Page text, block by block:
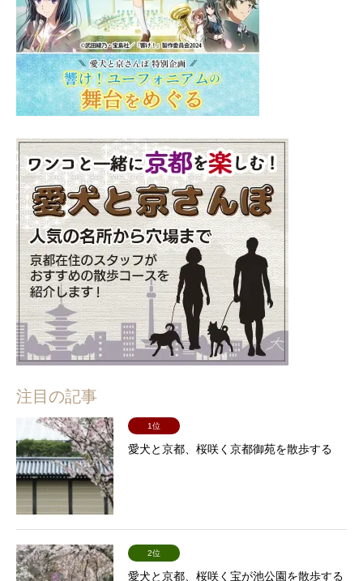
注目の記事
1位
愛犬と京都、桜咲く京都御苑を散歩する
2位
愛犬と京都、桜咲く宝が池公園を散歩する